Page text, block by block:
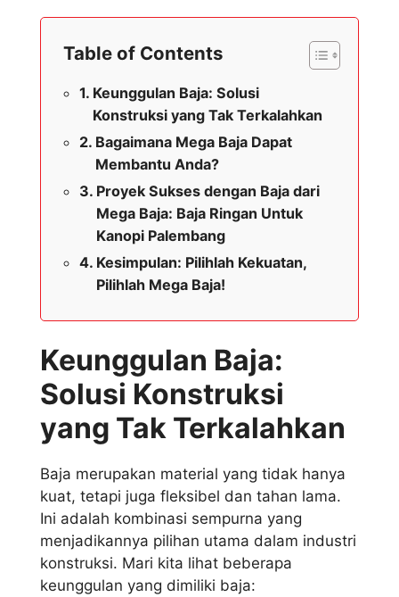
Table of Contents
Keunggulan Baja: Solusi
Konstruksi yang Tak Terkalahkan
Bagaimana Mega Baja Dapat
Membantu Anda?
Proyek Sukses dengan Baja dari
Mega Baja: Baja Ringan Untuk
Kanopi Palembang
Kesimpulan: Pilihlah Kekuatan,
Pilihlah Mega Baja!
Keunggulan Baja:
Solusi Konstruksi
yang Tak Terkalahkan
Baja merupakan material yang tidak hanya
kuat, tetapi juga fleksibel dan tahan lama.
Ini adalah kombinasi sempurna yang
menjadikannya pilihan utama dalam industri
konstruksi. Mari kita lihat beberapa
keunggulan yang dimiliki baja: